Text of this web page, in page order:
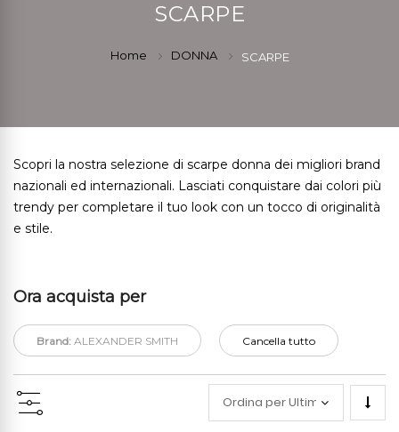
SCARPE
Home DONNA SCARPE
Scopri la nostra selezione di scarpe donna dei migliori brand
nazionali ed internazionali. Lasciati conquistare dai colori più
trendy per completare il tuo look con un tocco di originalità
e stile.
Ora acquista per
Brand: ALEXANDER SMITH Cancella tutto